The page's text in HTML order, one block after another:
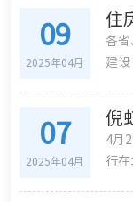
09
2025年04月
各
建
07
2025年04月
4月
行